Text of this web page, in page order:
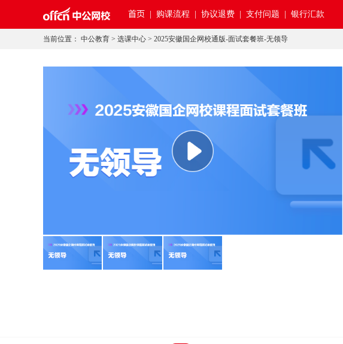
首页 购课流程 | 协议退费 | 支付问题 | 银行汇款
当前位置： 中公教育 > 选课中心 > 2025安徽国企网校通版-面试套餐班-无领导